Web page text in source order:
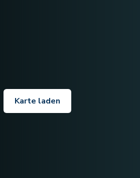
Karte laden